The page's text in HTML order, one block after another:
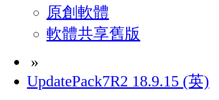
原創軟體
軟體共享舊版
»
UpdatePack7R2 18.9.15 (英)